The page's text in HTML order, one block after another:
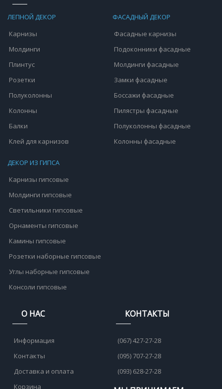
ЛЕПНОЙ ДЕКОР
Карнизы
Молдинги
Плинтус
Розетки
Полуколонны
Колонны
Балки
Клей для карнизов
ФАСАДНЫЙ ДЕКОР
Фасадные карнизы
Подоконники фасадные
Молдинги фасадные
Замки фасадные
Боссажи фасадные
Пилястры фасадные
Полуколонны фасадные
Колонны фасадные
ДЕКОР ИЗ ГИПСА
Карнизы гипсовые
Молдинги гипсовые
Светильники гипсовые
Орнаменты гипсовые
Камины гипсовые
Розетки наборные гипсовые
Углы наборные гипсовые
Консоли гипсовые
О НАС
Информация
Контакты
Доставка и оплата
Корзина
КОНТАКТЫ
(067) 427-27-28
(095) 707-27-28
(093) 628-27-28